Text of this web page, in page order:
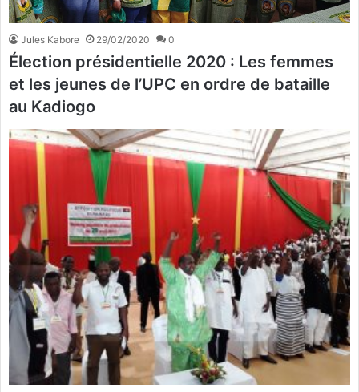
Jules Kabore 29/02/2020 0
Élection présidentielle 2020 : Les femmes
et les jeunes de l’UPC en ordre de bataille
au Kadiogo